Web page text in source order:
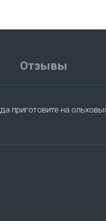
Отзывы
приготовите на